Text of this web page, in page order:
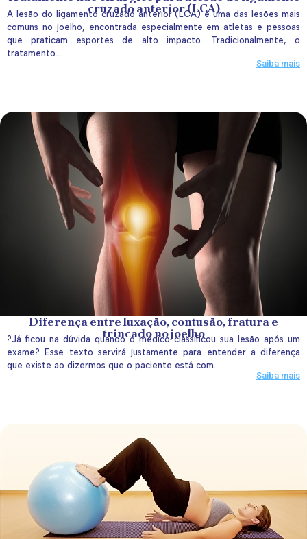
cruzado anterior (LCA)
A lesão do ligamento cruzado anterior (LCA) é uma das lesões mais
comuns no joelho, encontrada especialmente em atletas e pessoas
que praticam esportes de alto impacto. Tradicionalmente, o
tratamento...
Saiba mais
Diferença entre luxação, contusão, fratura e
trincado no joelho
?Já ficou na dúvida quando o médico classificou sua lesão após um
exame? Esse texto servirá justamente para entender a diferença
que existe ao dizermos que o paciente está com...
Saiba mais